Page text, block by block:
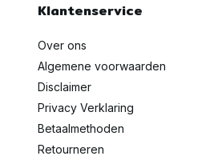
Klantenservice
Over ons
Algemene voorwaarden
Disclaimer
Privacy Verklaring
Betaalmethoden
Retourneren